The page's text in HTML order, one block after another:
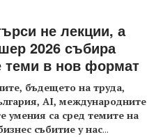
не лекции, а
2026 събира
теми в нов формат
бъдещето на труда,
AI, международните
умения са сред темите на
събитие у нас...